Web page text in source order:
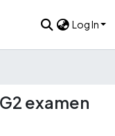
Log In
examen